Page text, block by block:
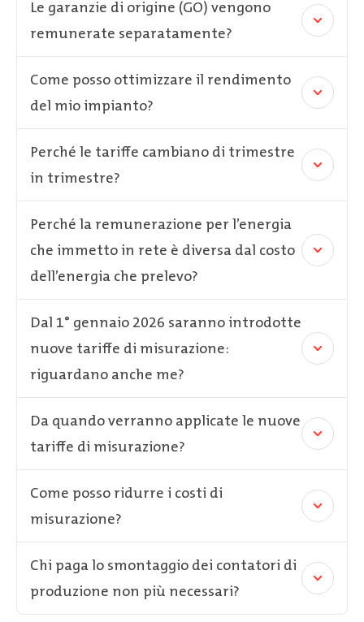
Le garanzie di origine (GO) vengono
remunerate separatamente?
Come posso ottimizzare il rendimento
del mio impianto?
Perché le tariffe cambiano di trimestre
in trimestre?
Perché la remunerazione per l’energia
che immetto in rete è diversa dal costo
dell’energia che prelevo?
Dal 1° gennaio 2026 saranno introdotte
nuove tariffe di misurazione:
riguardano anche me?
Da quando verranno applicate le nuove
tariffe di misurazione?
Come posso ridurre i costi di
misurazione?
Chi paga lo smontaggio dei contatori di
produzione non più necessari?